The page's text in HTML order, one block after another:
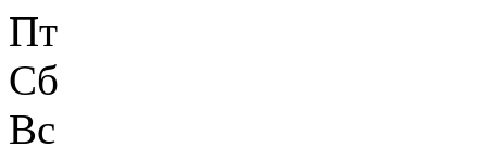
Пт
Сб
Вс